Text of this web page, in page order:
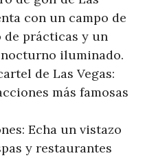
con un campo de
de prácticas y un
iluminado.
de Las Vegas:
más famosas
Echa un vistazo
y restaurantes